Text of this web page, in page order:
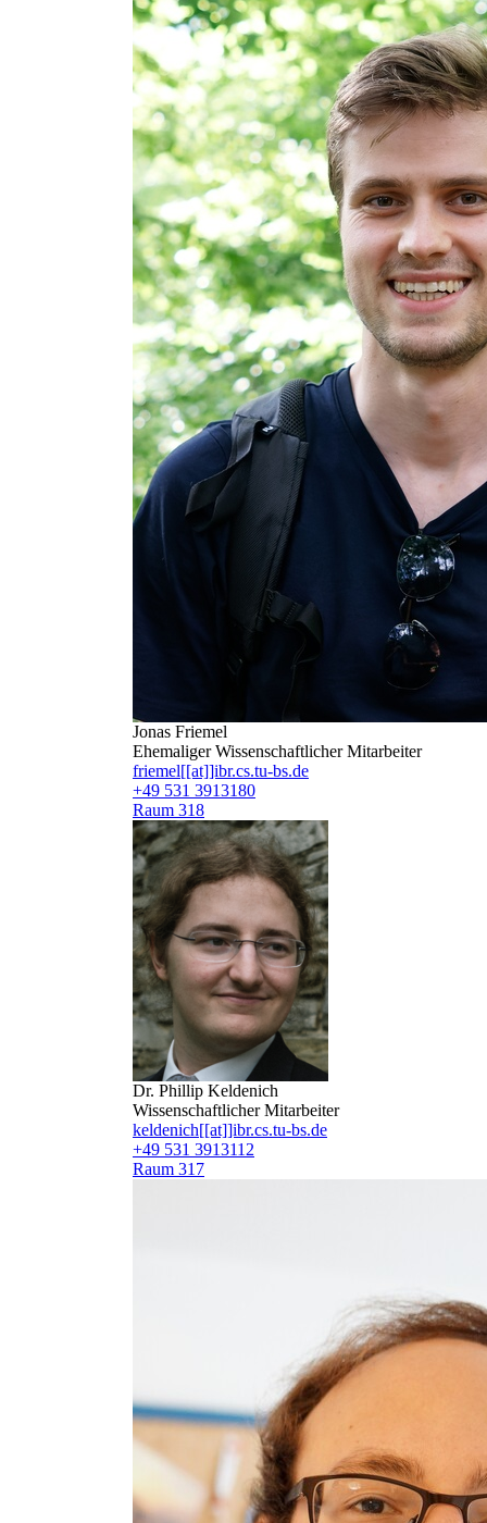
Jonas Friemel
Ehemaliger Wissenschaftlicher Mitarbeiter
friemel[[at]]ibr.cs.tu-bs.de
+49 531 3913180
Raum 318
Dr. Phillip Keldenich
Wissenschaftlicher Mitarbeiter
keldenich[[at]]ibr.cs.tu-bs.de
+49 531 3913112
Raum 317